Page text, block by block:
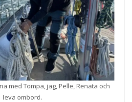
med Tompa, jag, Pelle, Renata och
Ieva ombord.